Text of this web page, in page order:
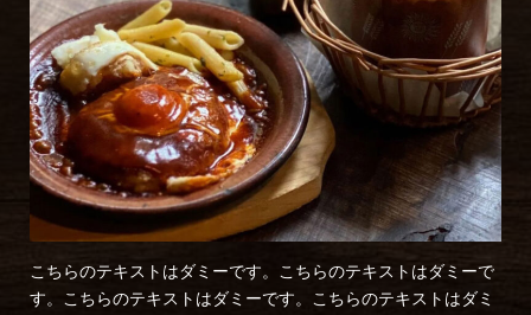
こちらのテキストはダミーです。こちらのテキストはダミーで
す。こちらのテキストはダミーです。こちらのテキストはダミ